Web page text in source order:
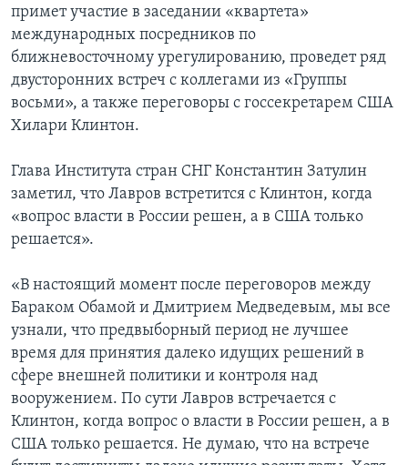
примет участие в заседании «квартета»
международных посредников по
ближневосточному урегулированию, проведет ряд
двусторонних встреч с коллегами из «Группы
восьми», а также переговоры с госсекретарем США
Хилари Клинтон.
Глава Института стран СНГ Константин Затулин
заметил, что Лавров встретится с Клинтон, когда
«вопрос власти в России решен, а в США только
решается».
«В настоящий момент после переговоров между
Бараком Обамой и Дмитрием Медведевым, мы все
узнали, что предвыборный период не лучшее
время для принятия далеко идущих решений в
сфере внешней политики и контроля над
вооружением. По сути Лавров встречается с
Клинтон, когда вопрос о власти в России решен, а в
США только решается. Не думаю, что на встрече